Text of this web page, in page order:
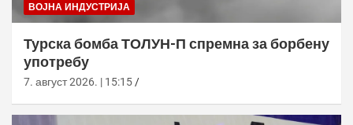
ВОЈНА ИНДУСТРИЈА
Турска бомба ТОЛУН-П спремна за борбену
употребу
7. август 2026. | 15:15